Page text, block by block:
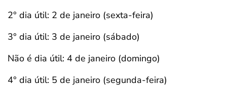
2° dia útil: 2 de janeiro (sexta-feira)
3° dia útil: 3 de janeiro (sábado)
Não é dia útil: 4 de janeiro (domingo)
4° dia útil: 5 de janeiro (segunda-feira)